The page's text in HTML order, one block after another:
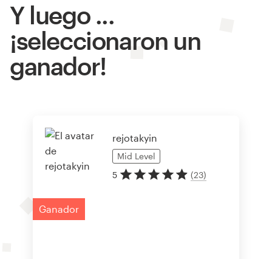
Y luego ...
¡seleccionaron un
ganador!
rejotakyin
Mid Level
5
(23)
Ganador